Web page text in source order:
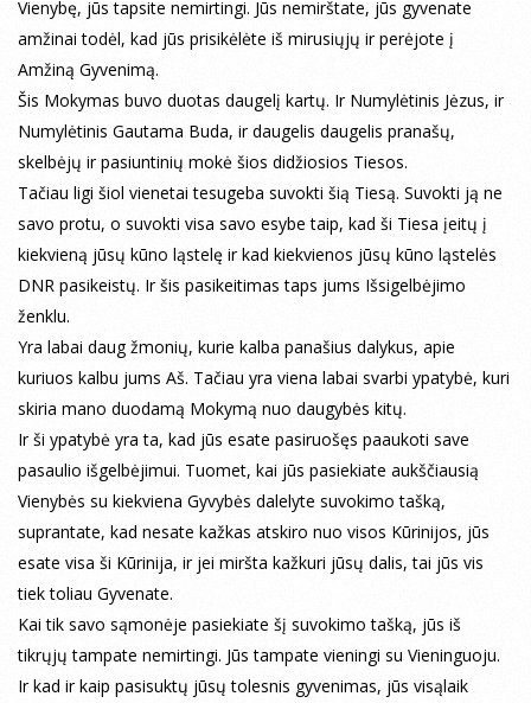
Vienybę, jūs tapsite nemirtingi. Jūs nemirštate, jūs gyvenate
amžinai todėl, kad jūs prisikėlėte iš mirusiųjų ir perėjote į
Amžiną Gyvenimą.
Šis Mokymas buvo duotas daugelį kartų. Ir Numylėtinis Jėzus, ir
Numylėtinis Gautama Buda, ir daugelis daugelis pranašų,
skelbėjų ir pasiuntinių mokė šios didžiosios Tiesos.
Tačiau ligi šiol vienetai tesugeba suvokti šią Tiesą. Suvokti ją ne
savo protu, o suvokti visa savo esybe taip, kad ši Tiesa įeitų į
kiekvieną jūsų kūno ląstelę ir kad kiekvienos jūsų kūno ląstelės
DNR pasikeistų. Ir šis pasikeitimas taps jums Išsigelbėjimo
ženklu.
Yra labai daug žmonių, kurie kalba panašius dalykus, apie
kuriuos kalbu jums Aš. Tačiau yra viena labai svarbi ypatybė, kuri
skiria mano duodamą Mokymą nuo daugybės kitų.
Ir ši ypatybė yra ta, kad jūs esate pasiruošęs paaukoti save
pasaulio išgelbėjimui. Tuomet, kai jūs pasiekiate aukščiausią
Vienybės su kiekviena Gyvybės dalelyte suvokimo tašką,
suprantate, kad nesate kažkas atskiro nuo visos Kūrinijos, jūs
esate visa ši Kūrinija, ir jei miršta kažkuri jūsų dalis, tai jūs vis
tiek toliau Gyvenate.
Kai tik savo sąmonėje pasiekiate šį suvokimo tašką, jūs iš
tikrųjų tampate nemirtingi. Jūs tampate vieningi su Vieninguoju.
Ir kad ir kaip pasisuktų jūsų tolesnis gyvenimas, jūs visąlaik